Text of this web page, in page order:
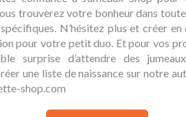
Poussette et
Thule
BlackMistyGris
Silicone -
Suavinex
BleuMoutarde
trouverez votre bonheur dans
N’hésitez plus et créer en
pour votre petit duo. Et pour vos
surprise d’attendre des
une liste de naissance sur notre
shop.com